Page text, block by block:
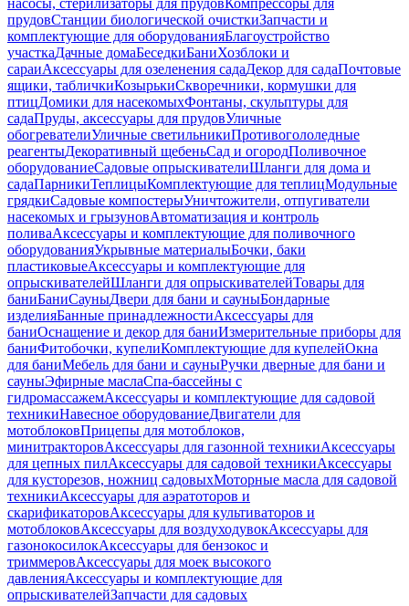
насосы, стерилизаторы для прудовКомпрессоры для
прудовСтанции биологической очисткиЗапчасти и
комплектующие для оборудованияБлагоустройство
участкаДачные домаБеседкиБаниХозблоки и
сараиАксессуары для озеленения садаДекор для садаПочтовые
ящики, табличкиКозырькиСкворечники, кормушки для
птицДомики для насекомыхФонтаны, скульптуры для
садаПруды, аксессуары для прудовУличные
обогревателиУличные светильникиПротивогололедные
реагентыДекоративный щебеньСад и огородПоливочное
оборудованиеСадовые опрыскивателиШланги для дома и
садаПарникиТеплицыКомплектующие для теплицМодульные
грядкиСадовые компостерыУничтожители, отпугиватели
насекомых и грызуновАвтоматизация и контроль
поливаАксессуары и комплектующие для поливочного
оборудованияУкрывные материалыБочки, баки
пластиковыеАксессуары и комплектующие для
опрыскивателейШланги для опрыскивателейТовары для
баниБаниСауныДвери для бани и сауныБондарные
изделияБанные принадлежностиАксессуары для
баниОснащение и декор для баниИзмерительные приборы для
баниФитобочки, купелиКомплектующие для купелейОкна
для баниМебель для бани и сауныРучки дверные для бани и
сауныЭфирные маслаСпа-бассейны с
гидромассажемАксессуары и комплектующие для садовой
техникиНавесное оборудованиеДвигатели для
мотоблоковПрицепы для мотоблоков,
минитракторовАксессуары для газонной техникиАксессуары
для цепных пилАксессуары для садовой техникиАксессуары
для кусторезов, ножниц садовыхМоторные масла для садовой
техникиАксессуары для аэратоторов и
скарификаторовАксессуары для культиваторов и
мотоблоковАксессуары для воздуходувокАксессуары для
газонокосилокАксессуары для бензокос и
триммеровАксессуары для моек высокого
давленияАксессуары и комплектующие для
опрыскивателейЗапчасти для садовых